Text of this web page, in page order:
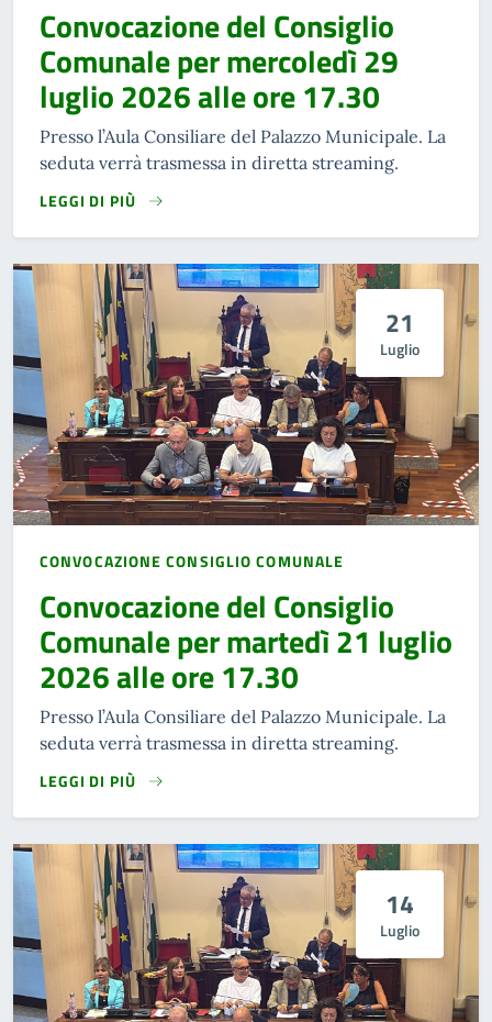
Convocazione del Consiglio
Comunale per mercoledì 29
luglio 2026 alle ore 17.30
Presso l’Aula Consiliare del Palazzo Municipale. La
seduta verrà trasmessa in diretta streaming.
LEGGI DI PIÙ
21
Luglio
CONVOCAZIONE CONSIGLIO COMUNALE
Convocazione del Consiglio
Comunale per martedì 21 luglio
2026 alle ore 17.30
Presso l’Aula Consiliare del Palazzo Municipale. La
seduta verrà trasmessa in diretta streaming.
LEGGI DI PIÙ
14
Luglio